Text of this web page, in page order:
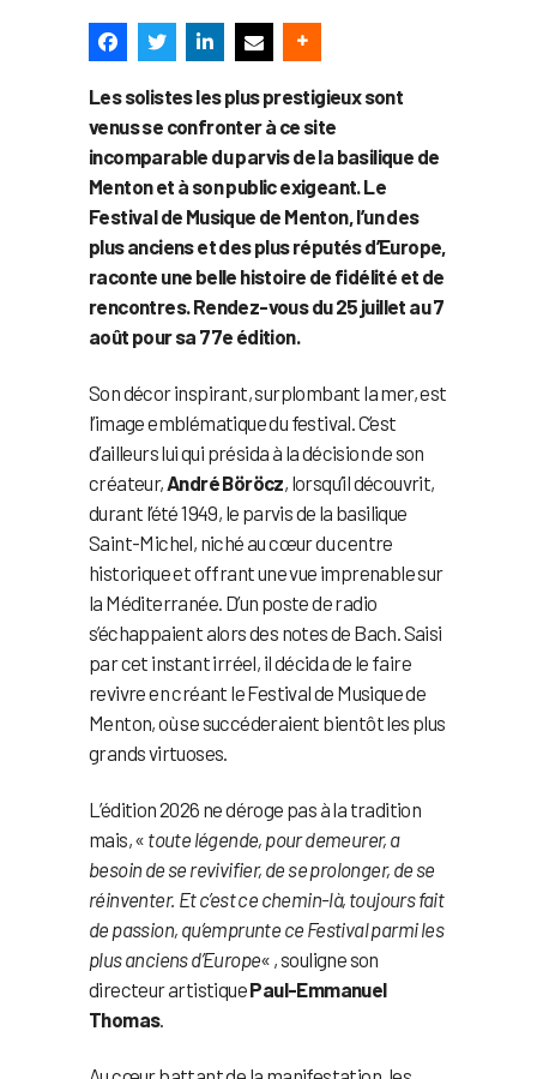
Les solistes les plus prestigieux sont
venus se confronter à ce site
incomparable du parvis de la basilique de
Menton et à son public exigeant. Le
Festival de Musique de Menton, l’un des
plus anciens et des plus réputés d’Europe,
raconte une belle histoire de fidélité et de
rencontres. Rendez-vous du 25 juillet au 7
août pour sa 77e édition.
Son décor inspirant, surplombant la mer, est
l’image emblématique du festival. C’est
d’ailleurs lui qui présida à la décision de son
créateur, André Böröcz, lorsqu’il découvrit,
durant l’été 1949, le parvis de la basilique
Saint-Michel, niché au cœur du centre
historique et offrant une vue imprenable sur
la Méditerranée. D’un poste de radio
s’échappaient alors des notes de Bach. Saisi
par cet instant irréel, il décida de le faire
revivre en créant le Festival de Musique de
Menton, où se succéderaient bientôt les plus
grands virtuoses.
L’édition 2026 ne déroge pas à la tradition
mais, « toute légende, pour demeurer, a
besoin de se revivifier, de se prolonger, de se
réinventer. Et c’est ce chemin-là, toujours fait
de passion, qu’emprunte ce Festival parmi les
plus anciens d’Europe« , souligne son
directeur artistiquePaul-Emmanuel
Thomas.